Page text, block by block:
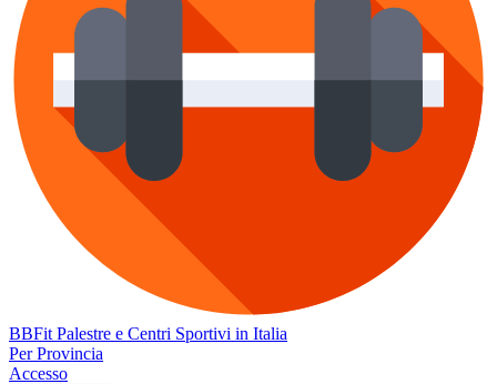
BBFit Palestre e Centri Sportivi in Italia
Per Provincia
Accesso